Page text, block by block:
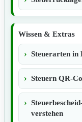
Wissen & Extras
Steuerarten in
Steuern QR-
verstehen